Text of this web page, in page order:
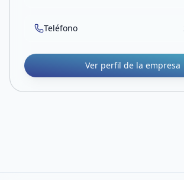
Teléfono
Ver perfil de la empresa